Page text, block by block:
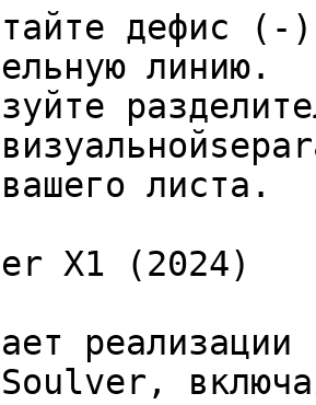
дефис (-
линию.
листа.
X1 (2024)
реализации
Soulver,